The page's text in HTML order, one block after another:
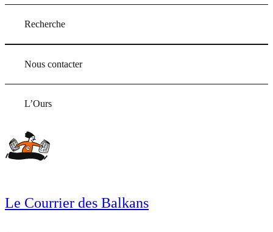
Recherche
Nous contacter
L’Ours
Le Courrier des Balkans